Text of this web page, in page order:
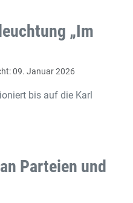
„Im
09. Januar 2026
bis auf die Karl
Parteien und